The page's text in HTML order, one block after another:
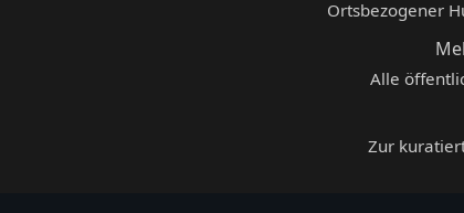
Ortsbezogener
Alle
Zur